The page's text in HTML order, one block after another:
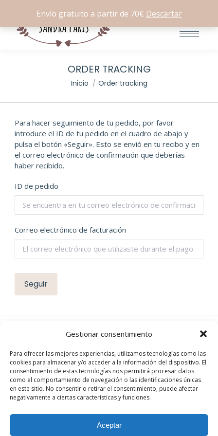
Gestionar consentimiento
Para ofrecer las mejores experiencias, utilizamos tecnologías como las
cookies para almacenar y/o acceder a la información del dispositivo. El
consentimiento de estas tecnologías nos permitirá procesar datos
como el comportamiento de navegación o las identificaciones únicas
en este sitio. No consentir o retirar el consentimiento, puede afectar
negativamente a ciertas características y funciones.
Aceptar
Envío gratuito a partir de 70€ Descartar
ORDER TRACKING
Estás aquí:
Inicio Order tracking
Para hacer seguimiento de tu pedido, por favor
introduce el ID de tu pedido en el cuadro de abajo y
pulsa el botón «Seguir». Esto se envió en tu recibo y en
el correo electrónico de confirmación que deberías
haber recibido.
ID de pedido
Correo electrónico de facturación
Seguir
Instagram
Facebook